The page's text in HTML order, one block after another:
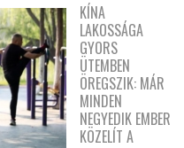
KÍNA
LAKOSSÁGA
GYORS
ÜTEMBEN
ÖREGSZIK: MÁR
MINDEN
NEGYEDIK EMBER
KÖZELÍT A